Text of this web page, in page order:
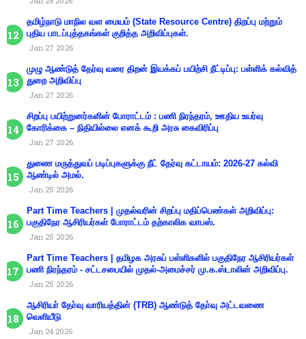
தமிழ்நாடு மாநில வள மையம் (State Resource Centre) திறப்பு மற்றும்
புதிய பாடப்புத்தகங்கள் குறித்த அறிவிப்புகள்.
Jan 27 2026
முழு ஆண்டுத் தேர்வு வரை திறன் இயக்கப் பயிற்சி நீட்டிப்பு: பள்ளிக் கல்வித்
துறை அறிவிப்பு
Jan 27 2026
சிறப்பு பயிற்றுனர்களின் போராட்டம் : பணி நிரந்தரம், ஊதிய உயர்வு
கோரிக்கை – நிதியில்லை எனக் கூறி அரசு கைவிரிப்பு
Jan 27 2026
துணை மருத்துவப் படிப்புகளுக்கு நீட் தேர்வு கட்டாயம்: 2026-27 கல்வி
ஆண்டில் அமல்.
Jan 25 2026
Part Time Teachers | முதல்வரின் சிறப்பு மதிப்பெண்கள் அறிவிப்பு:
பகுதிநேர ஆசிரியர்கள் போராட்டம் தற்காலிக வாபஸ்.
Jan 25 2026
Part Time Teachers | தமிழக அரசுப் பள்ளிகளில் பகுதிநேர ஆசிரியர்கள்
பணி நிரந்தரம் - சட்டசபையில் முதல்-அமைச்சர் மு.க.ஸ்டாலின் அறிவிப்பு.
Jan 25 2026
ஆசிரியா் தோ்வு வாரியத்தின் (TRB) ஆண்டுத் தோ்வு அட்டவணை
வெளியீடு
Jan 24 2026